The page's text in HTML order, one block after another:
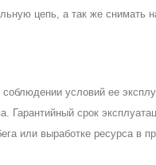
цепь, а так же снимать
условий ее
Гарантийный срок
или выработке ресурса в